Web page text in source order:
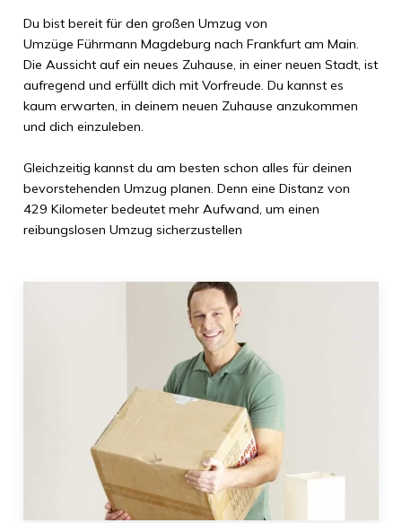
Du bist bereit für den großen Umzug von
Umzüge Führmann Magdeburg nach Frankfurt am Main.
Die Aussicht auf ein neues Zuhause, in einer neuen Stadt, ist
aufregend und erfüllt dich mit Vorfreude. Du kannst es
kaum erwarten, in deinem neuen Zuhause anzukommen
und dich einzuleben.
Gleichzeitig kannst du am besten schon alles für deinen
bevorstehenden Umzug planen. Denn eine Distanz von
429 Kilometerbedeutet mehr Aufwand, um einen
reibungslosen Umzug sicherzustellen